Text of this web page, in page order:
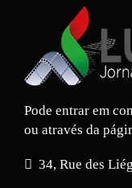
Pode entrar em
ou através da
34, Rue des